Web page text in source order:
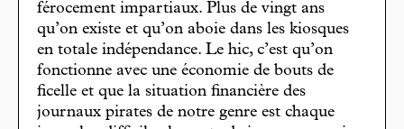
férocement impartiaux. Plus de vingt ans
qu’on existe et qu’on aboie dans les kiosques
en totale indépendance. Le hic, c’est qu’on
fonctionne avec une économie de bouts de
ficelle et que la situation financière des
journaux pirates de notre genre est chaque